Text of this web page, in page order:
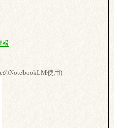
報
のNotebookLM使用)